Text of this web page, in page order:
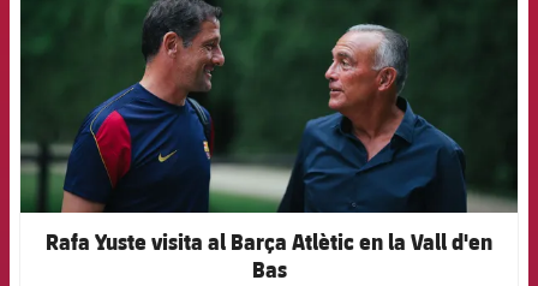
Rafa Yuste visita al Barça Atlètic en la Vall d'en
Bas